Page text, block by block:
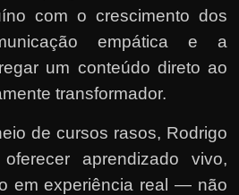
com o crescimento dos
empática e a
um conteúdo direto ao
transformador.
de cursos rasos, Rodrigo
aprendizado vivo,
em experiência real — não